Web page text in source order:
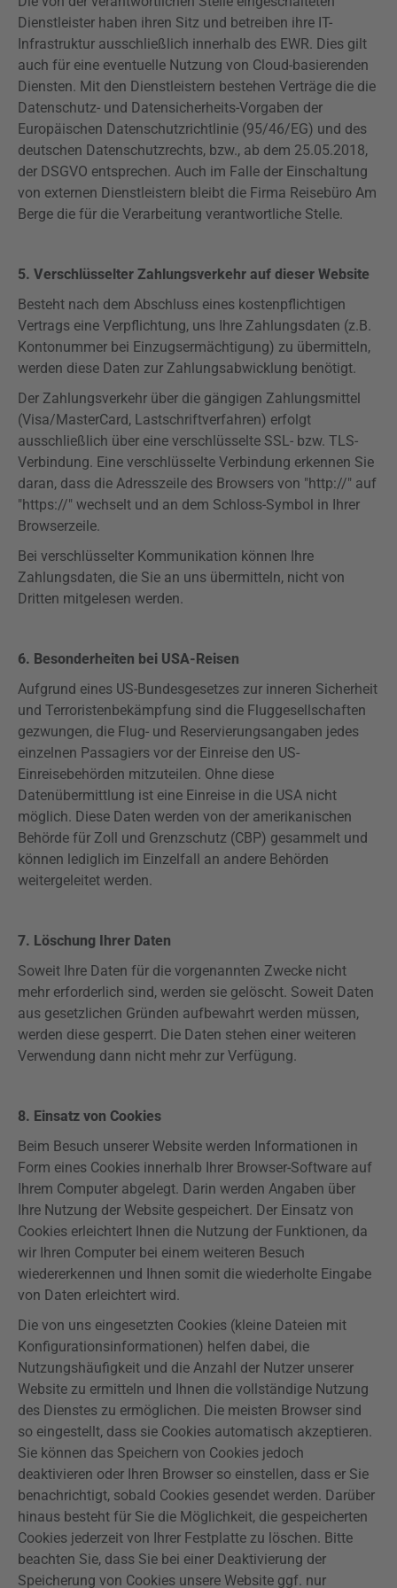
Dienstleister haben ihren Sitz und betreiben ihre IT-
Infrastruktur ausschließlich innerhalb des EWR. Dies gilt
auch für eine eventuelle Nutzung von Cloud-basierenden
Diensten. Mit den Dienstleistern bestehen Verträge die die
Datenschutz- und Datensicherheits-Vorgaben der
Europäischen Datenschutzrichtlinie (95/46/EG) und des
deutschen Datenschutzrechts, bzw., ab dem 25.05.2018,
der DSGVO entsprechen. Auch im Falle der Einschaltung
von externen Dienstleistern bleibt die Firma Reisebüro Am
Berge die für die Verarbeitung verantwortliche Stelle.
5. Verschlüsselter Zahlungsverkehr auf dieser Website
Besteht nach dem Abschluss eines kostenpflichtigen
Vertrags eine Verpflichtung, uns Ihre Zahlungsdaten (z.B.
Kontonummer bei Einzugsermächtigung) zu übermitteln,
werden diese Daten zur Zahlungsabwicklung benötigt.
Der Zahlungsverkehr über die gängigen Zahlungsmittel
(Visa/MasterCard, Lastschriftverfahren) erfolgt
ausschließlich über eine verschlüsselte SSL- bzw. TLS-
Verbindung. Eine verschlüsselte Verbindung erkennen Sie
daran, dass die Adresszeile des Browsers von "http://" auf
"https://" wechselt und an dem Schloss-Symbol in Ihrer
Browserzeile.
Bei verschlüsselter Kommunikation können Ihre
Zahlungsdaten, die Sie an uns übermitteln, nicht von
Dritten mitgelesen werden.
6. Besonderheiten bei USA-Reisen
Aufgrund eines US-Bundesgesetzes zur inneren Sicherheit
und Terroristenbekämpfung sind die Fluggesellschaften
gezwungen, die Flug- und Reservierungsangaben jedes
einzelnen Passagiers vor der Einreise den US-
Einreisebehörden mitzuteilen. Ohne diese
Datenübermittlung ist eine Einreise in die USA nicht
möglich. Diese Daten werden von der amerikanischen
Behörde für Zoll und Grenzschutz (CBP) gesammelt und
können lediglich im Einzelfall an andere Behörden
weitergeleitet werden.
7. Löschung Ihrer Daten
Soweit Ihre Daten für die vorgenannten Zwecke nicht
mehr erforderlich sind, werden sie gelöscht. Soweit Daten
aus gesetzlichen Gründen aufbewahrt werden müssen,
werden diese gesperrt. Die Daten stehen einer weiteren
Verwendung dann nicht mehr zur Verfügung.
8. Einsatz von Cookies
Beim Besuch unserer Website werden Informationen in
Form eines Cookies innerhalb Ihrer Browser-Software auf
Ihrem Computer abgelegt. Darin werden Angaben über
Ihre Nutzung der Website gespeichert. Der Einsatz von
Cookies erleichtert Ihnen die Nutzung der Funktionen, da
wir Ihren Computer bei einem weiteren Besuch
wiedererkennen und Ihnen somit die wiederholte Eingabe
von Daten erleichtert wird.
Die von uns eingesetzten Cookies (kleine Dateien mit
Konfigurationsinformationen) helfen dabei, die
Nutzungshäufigkeit und die Anzahl der Nutzer unserer
Website zu ermitteln und Ihnen die vollständige Nutzung
des Dienstes zu ermöglichen. Die meisten Browser sind
so eingestellt, dass sie Cookies automatisch akzeptieren.
Sie können das Speichern von Cookies jedoch
deaktivieren oder Ihren Browser so einstellen, dass er Sie
benachrichtigt, sobald Cookies gesendet werden. Darüber
hinaus besteht für Sie die Möglichkeit, die gespeicherten
Cookies jederzeit von Ihrer Festplatte zu löschen. Bitte
beachten Sie, dass Sie bei einer Deaktivierung der
Speicherung von Cookies unsere Website ggf. nur